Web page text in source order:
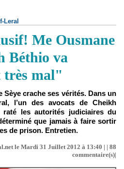
Leral
Me Ousmane
Béthio va
très mal"
Sèye crache ses vérités. Dans un
l’un des avocats de Cheikh
raté les autorités judiciaires du
que jamais à faire sortir
de prison. Entretien.
le Mardi 31 Juillet 2012 à 13:40 | | 88
commentaire(s)|